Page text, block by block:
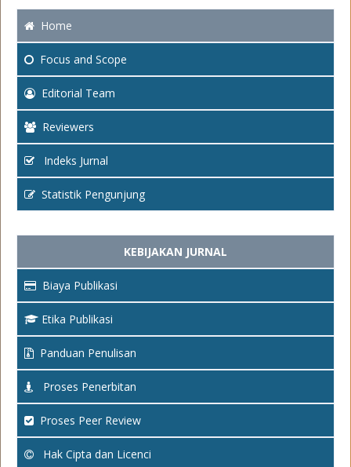
Home
Focus and Scope
Editorial Team
Reviewers
Indeks Jurnal
Statistik Pengunjung
KEBIJAKAN JURNAL
Biaya Publikasi
Etika Publikasi
Panduan Penulisan
Proses Penerbitan
Proses Peer Review
Hak Cipta dan Licenci